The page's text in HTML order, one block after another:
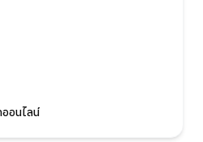
ออนไลน์